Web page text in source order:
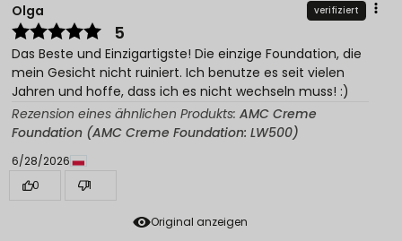
Original anzeigen
Olga verifiziert
5
Das Beste und Einzigartigste! Die einzige Foundation, die
mein Gesicht nicht ruiniert. Ich benutze es seit vielen
Jahren und hoffe, dass ich es nicht wechseln muss! :)
Rezension eines ähnlichen Produkts: AMC Creme
Foundation (AMC Creme Foundation: LW500)
6/28/2026
0
1